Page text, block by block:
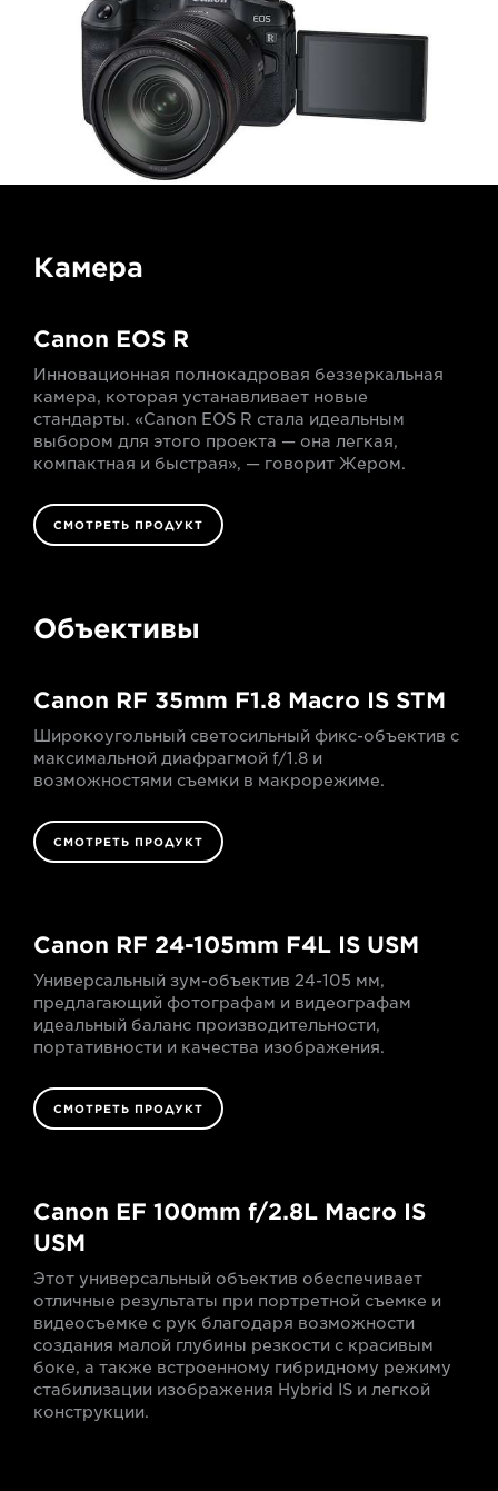
Камера
Canon EOS R
Инновационная полнокадровая беззеркальная
камера, которая устанавливает новые
стандарты. «Canon EOS R стала идеальным
выбором для этого проекта — она легкая,
компактная и быстрая», — говорит Жером.
СМОТРЕТЬ ПРОДУКТ
Объективы
Canon RF 35mm F1.8 Macro IS STM
Широкоугольный светосильный фикс-объектив с
максимальной диафрагмой f/1.8 и
возможностями съемки в макрорежиме.
СМОТРЕТЬ ПРОДУКТ
Canon RF 24-105mm F4L IS USM
Универсальный зум-объектив 24-105 мм,
предлагающий фотографам и видеографам
идеальный баланс производительности,
портативности и качества изображения.
СМОТРЕТЬ ПРОДУКТ
Canon EF 100mm f/2.8L Macro IS
USM
Этот универсальный объектив обеспечивает
отличные результаты при портретной съемке и
видеосъемке с рук благодаря возможности
создания малой глубины резкости с красивым
боке, а также встроенному гибридному режиму
стабилизации изображения Hybrid IS и легкой
конструкции.